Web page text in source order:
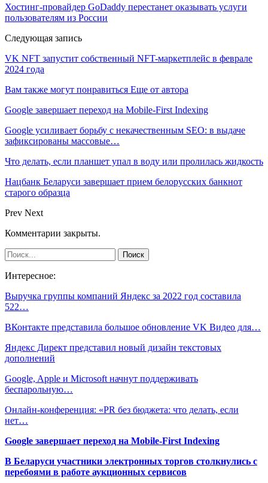
Хостинг-провайдер GoDaddy перестанет оказывать услуги
пользователям из России
Следующая запись
VK NFT запустит собственный NFT-маркетплейс в феврале
2024 года
Вам также могут понравиться Еще от автора
Google завершает переход на Mobile-First Indexing
Google усиливает борьбу с некачественным SEO: в выдаче
зафиксированы массовые…
Что делать, если планшет упал в воду или пролилась жидкость
Нацбанк Беларуси завершает прием белорусских банкнот
старого образца
Prev Next
Комментарии закрыты.
Интересное:
Выручка группы компаний Яндекс за 2022 год составила
522…
ВКонтакте представила большое обновление VK Видео для…
Яндекс Директ представил новый дизайн текстовых
дополнений
Google, Apple и Microsoft начнут поддерживать
беспарольную…
Онлайн-конференция: «PR без бюджета: что делать, если
нет…
Google завершает переход на Mobile-First Indexing
В Беларуси участники электронных торгов столкнулись с
перебоями в работе аукционных сервисов